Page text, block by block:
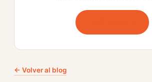
← Volver al blog